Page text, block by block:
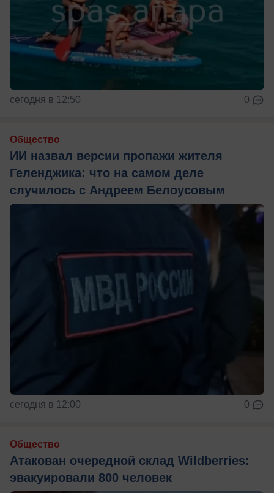
сегодня в 12:50 0
Общество
ИИ назвал версии пропажи жителя
Геленджика: что на самом деле
случилось с Андреем Белоусовым
сегодня в 12:00 0
Общество
Атакован очередной склад Wildberries:
эвакуировали 800 человек